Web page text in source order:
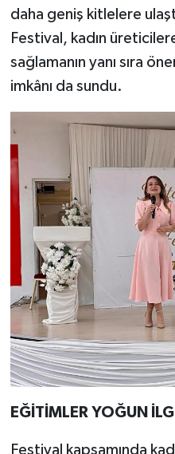
daha geniş kitlelere
Festival, kadın
sağlamanın yanı sıra
imkânı da sundu.
EĞİTİMLER YOĞUN
Festival kapsamında